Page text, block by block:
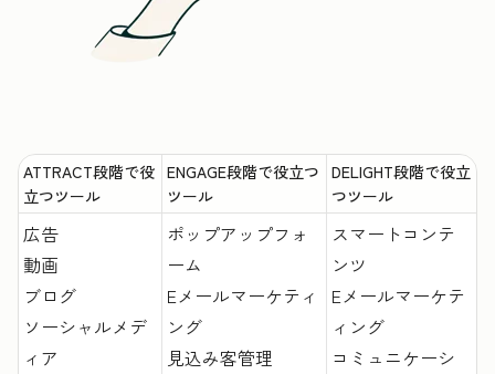
ATTRACT段階で役
立つツール
ENGAGE段階で役立つ
ツール
DELIGHT段階で役立
つツール
広告
動画
ブログ
ソーシャルメデ
ィア
ポップアップフォ
ーム
Eメールマーケティ
ング
見込み客管理
スマートコンテ
ンツ
Eメールマーケテ
ィング
コミュニケーシ